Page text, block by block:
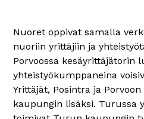
Nuoret oppivat samalla
nuoriin yrittäjiin ja
Porvoossa kesäyrittäjätorin
yhteistyökumppaneina
Yrittäjät, Posintra ja
kaupungin lisäksi. Turussa